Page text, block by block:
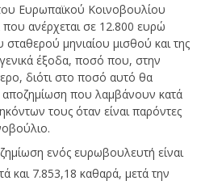
Ευρωπαϊκού Κοινοβουλίου
ανέρχεται σε 12.800 ευρώ
σταθερού μηνιαίου μισθού και της
έξοδα, ποσό που, στην
διότι στο ποσό αυτό θα
αποζημίωση που λαμβάνουν κατά
τους όταν είναι παρόντες
ενός ευρωβουλευτή είναι
και 7.853,18 καθαρά, μετά την